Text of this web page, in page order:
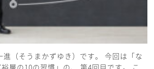
進（そうまかずゆき）です。 今回は「な
層の10の習慣」の、 第4回目です。 こ